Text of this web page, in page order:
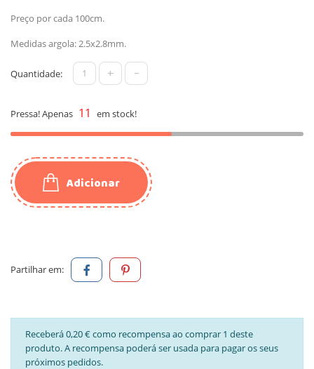
Preço por cada 100cm.
Medidas argola: 2.5x2.8mm.
Quantidade: + -
Pressa! Apenas 11 em stock!
Adicionar
Partilhar em:
Receberá 0,20 € como recompensa ao comprar 1 deste
produto. A recompensa poderá ser usada para pagar os seus
próximos pedidos.